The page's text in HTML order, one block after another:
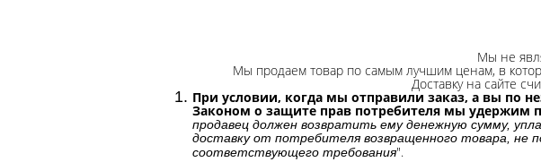
Мы не
Мы продаем товар по самым лучшим ценам, в
Доставку на сайте
При условии, когда мы отправили заказ, а вы по
Законом о защите прав потребителя мы удержим
продавец должен возвратить ему денежную сумму,
доставку от потребителя возвращенного товара, не
соответствующего требования".